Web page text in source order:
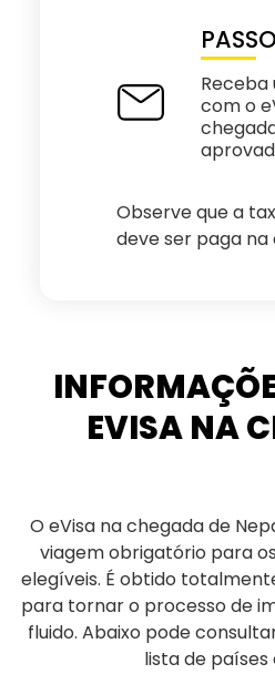
Receba
com o
Observe que a
deve ser paga na
EVISA NA
O eVisa na chegada de
viagem obrigatório para
elegíveis. É obtido
para tornar o processo de
fluido. Abaixo pode
lista de países